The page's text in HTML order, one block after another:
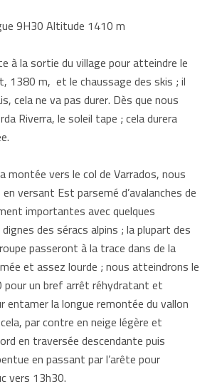
9H30 Altitude 1410 m
à la sortie du village pour atteindre le
1380 m, et le chaussage des skis ; il
cela ne va pas durer. Dès que nous
Riverra, le soleil tape ; cela durera
montée vers le col de Varrados, nous
versant Est parsemé d’avalanches de
importantes avec quelques
des séracs alpins ; la plupart des
passeront à la trace dans de la
et assez lourde ; nous atteindrons le
pour un bref arrêt réhydratant et
entamer la longue remontée du vallon
par contre en neige légère et
en traversée descendante puis
en passant par l’arête pour
vers 13h30.